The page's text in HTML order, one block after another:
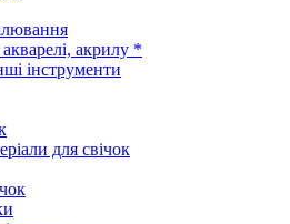
акрилу *
інструменти
для свічок